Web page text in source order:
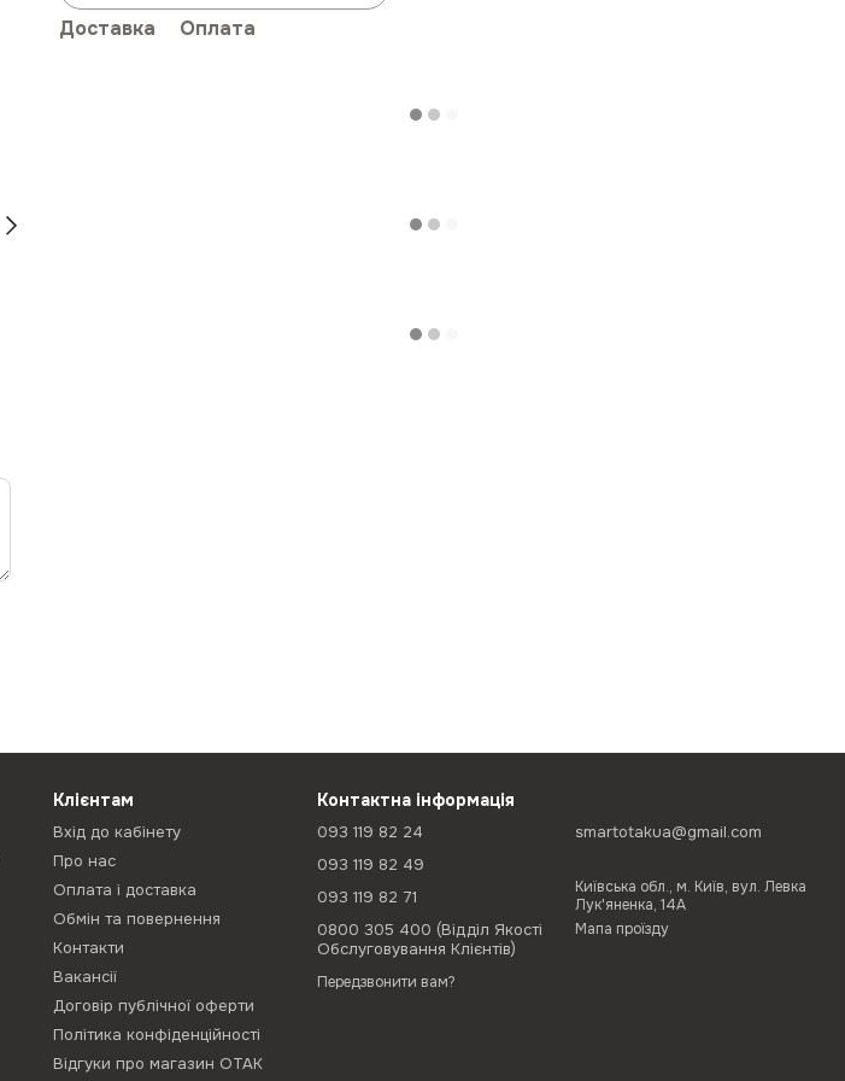
Доставка Оплата
Клієнтам
Вхід до кабінету
Про нас
Оплата і доставка
Обмін та повернення
Контакти
Вакансії
Договір публічної оферти
Політика конфіденційності
Відгуки про магазин ОТАК
Контактна інформація
093 119 82 24
093 119 82 49
093 119 82 71
0800 305 400 (Відділ Якості
Обслуговування Клієнтів)
Передзвонити вам?
smartotakua@gmail.com
Київська обл., м. Київ, вул. Левка
Лук'яненка, 14А
Мапа проїзду